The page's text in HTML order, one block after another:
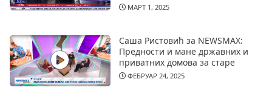
МАРТ 1, 2025
Саша Ристовић за NEWSMAX:
Предности и мане државних и
приватних домова за старе
ФЕБРУАР 24, 2025